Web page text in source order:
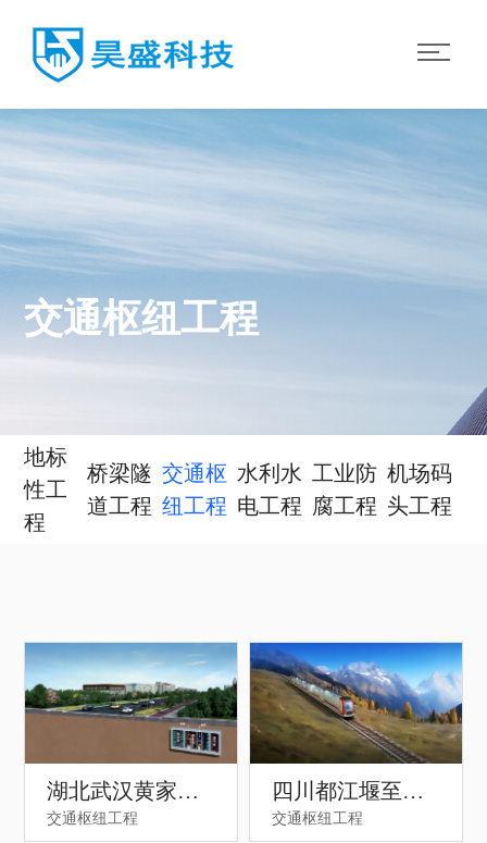
交通枢纽工程
地标
性工
程
桥梁隧
道工程
交通枢
纽工程
水利水
电工程
工业防
腐工程
机场码
头工程
湖北武汉黄家湖
管廊
交通枢纽工程
四川都江堰至四
姑娘山山地轨道
交通枢纽工程